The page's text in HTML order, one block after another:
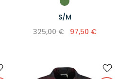
S/M
325,00 €
97,50 €